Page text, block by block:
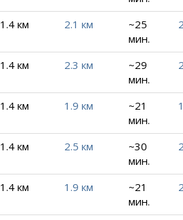
1.4 км 2.1 км
~25
мин.
1.4 км 2.3 км
~29
мин.
1.4 км 1.9 км
~21
мин.
1.4 км 2.5 км
~30
мин.
1.4 км 1.9 км
~21
мин.